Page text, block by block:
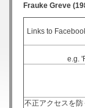
Frauke Greve
Links to
e.g.
不正アクセスを